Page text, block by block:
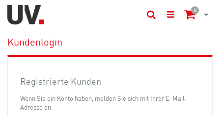
Cart
0items
Suche
Kundenlogin
Registrierte Kunden
Wenn Sie ein Konto haben, melden Sie sich mit Ihrer E-Mail-
Adresse an.